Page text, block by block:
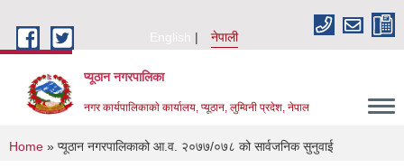
English
नेपाली
प्यूठान नगरपालिका
नगर कार्यपालिकाकाे कार्यालय, प्यूठान, लुम्विनी प्रदेश, नेपाल
You are here
Home » प्यूठान नगरपालिकाको आ.व. २०७७/०७८ को सार्वजनिक सुनुवाई